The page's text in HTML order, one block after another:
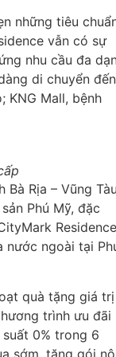
những tiêu
vẫn có sự
nhu cầu đa
di chuyển đến
KNG Mall, bệnh
Rịa – Vũng Tàu
Phú Mỹ, đặc
Residence
nước ngoài tại
quà tặng giá trị
trình ưu đãi
suất 0% trong 6
sớm, tặng gói